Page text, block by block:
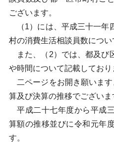
ございます。
（1）には、平成三十一年
村の消費生活相談員数につい
また、（2）では、都及び
や時間について記載しており
二ページをお開き願いま
算及び決算の推移でございま
平成二十七年度から平成
算額の推移並びに令和元年
す。